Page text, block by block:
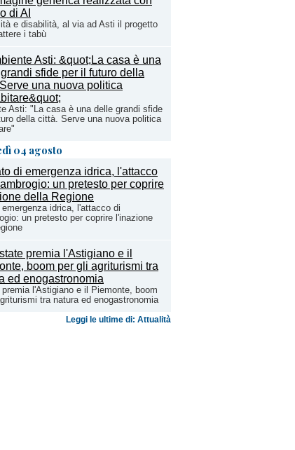
e disabilità, al via ad Asti il progetto
i tabù
Asti: "La casa è una delle grandi sfide
della città. Serve una nuova politica
04 agosto
idrica, l'attacco di
un pretesto per coprire l'inazione
premia l'Astigiano e il Piemonte, boom
tra natura ed enogastronomia
Leggi le ultime di: Attualità